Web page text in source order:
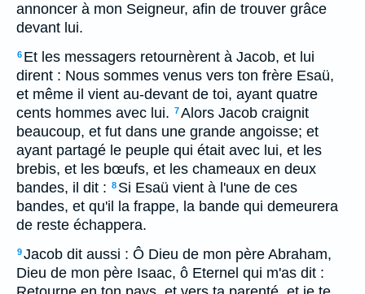
annoncer à mon Seigneur, afin de trouver grâce
devant lui.
6 Et les messagers retournèrent à Jacob, et lui
dirent : Nous sommes venus vers ton frère Esaü,
et même il vient au-devant de toi, ayant quatre
cents hommes avec lui. 7Alors Jacob craignit
beaucoup, et fut dans une grande angoisse; et
ayant partagé le peuple qui était avec lui, et les
brebis, et les bœufs, et les chameaux en deux
bandes, il dit : 8 Si Esaü vient à l'une de ces
bandes, et qu'il la frappe, la bande qui demeurera
de reste échappera.
9Jacob dit aussi : Ô Dieu de mon père Abraham,
Dieu de mon père Isaac, ô Eternel qui m'as dit :